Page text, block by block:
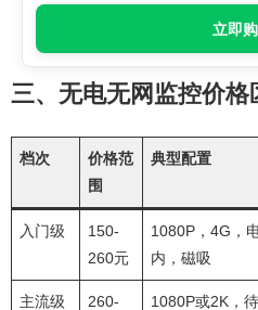
立即
三、无电无网监控价格
档次
价格范
围
典型配置
入门级
150-
260元
1080P，4G，
内，磁吸
主流级
260-
1080P或2K，